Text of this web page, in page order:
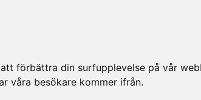
förbättra din surfupplevelse på vår
våra besökare kommer ifrån.